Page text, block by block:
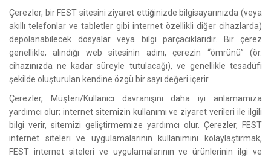
Çerezler, bir FEST sitesini ziyaret ettiğinizde bilgisayarınızda (veya
akıllı telefonlar ve tabletler gibi internet özellikli diğer cihazlarda)
depolanabilecek dosyalar veya bilgi parçacıklarıdır. Bir çerez
genellikle; alındığı web sitesinin adını, çerezin “ömrünü” (ör.
cihazınızda ne kadar süreyle tutulacağı), ve genellikle tesadüfi
şekilde oluşturulan kendine özgü bir sayı değeri içerir.
Çerezler, Müşteri/Kullanıcı davranışını daha iyi anlamamıza
yardımcı olur; internet sitemizin kullanımı ve ziyaret verileri ile ilgili
bilgi verir, sitemizi geliştirmemize yardımcı olur. Çerezler, FEST
internet siteleri ve uygulamalarının kullanımını kolaylaştırmak,
FEST internet siteleri ve uygulamalarının ve ürünlerinin ilgi ve